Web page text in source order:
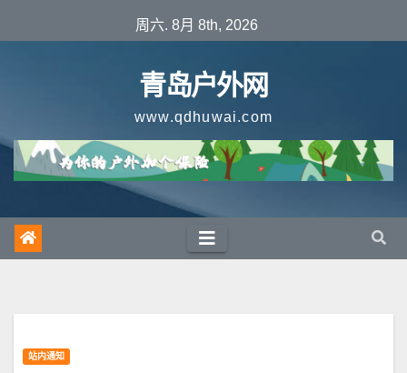
至
周六. 8月 8th, 2026
青岛户外网
www.qdhuwai.com
站内通知